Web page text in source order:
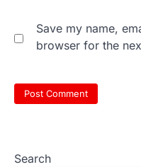
Save my name,
browser for the
Search